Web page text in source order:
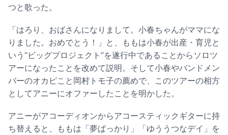
つと歌った。
「はろり、おばさんになりまして。小春ちゃんがママにな
りました。おめでとう！」と、ももは小春が出産・育児と
いう“ビッグプロジェクト”を遂行中であることからソロツ
アーになったことを改めて説明。そして小春やバンドメン
バーのオカピこと岡村トモ子の薦めで、このツアーの相方
としてアニーにオファーしたことを明かした。
アニーがアコーディオンからアコースティックギターに持
ち替えると、ももは「夢ばっかり」「ゆううつなデイ」を